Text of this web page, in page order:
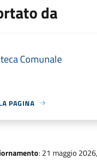
da
Comunale
PAGINA
: 21 maggio